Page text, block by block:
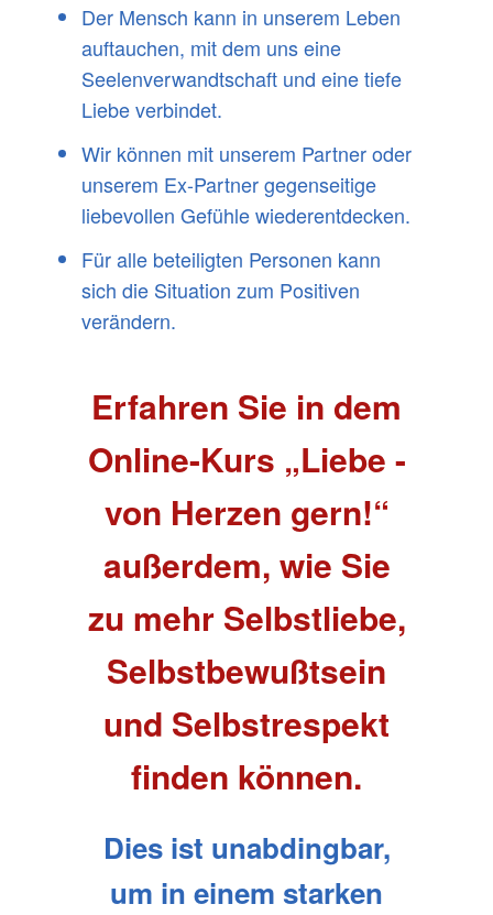
Der Mensch kann in unserem Leben
auftauchen, mit dem uns eine
Seelenverwandtschaft und eine tiefe
Liebe verbindet.
Wir können mit unserem Partner oder
unserem Ex-Partner gegenseitige
liebevollen Gefühle wiederentdecken.
Für alle beteiligten Personen kann
sich die Situation zum Positiven
verändern.
Erfahren Sie in dem
Online-Kurs „Liebe -
von Herzen gern!“
außerdem, wie Sie
zu mehr Selbstliebe,
Selbstbewußtsein
und Selbstrespekt
finden können.
Dies ist unabdingbar,
um in einem starken